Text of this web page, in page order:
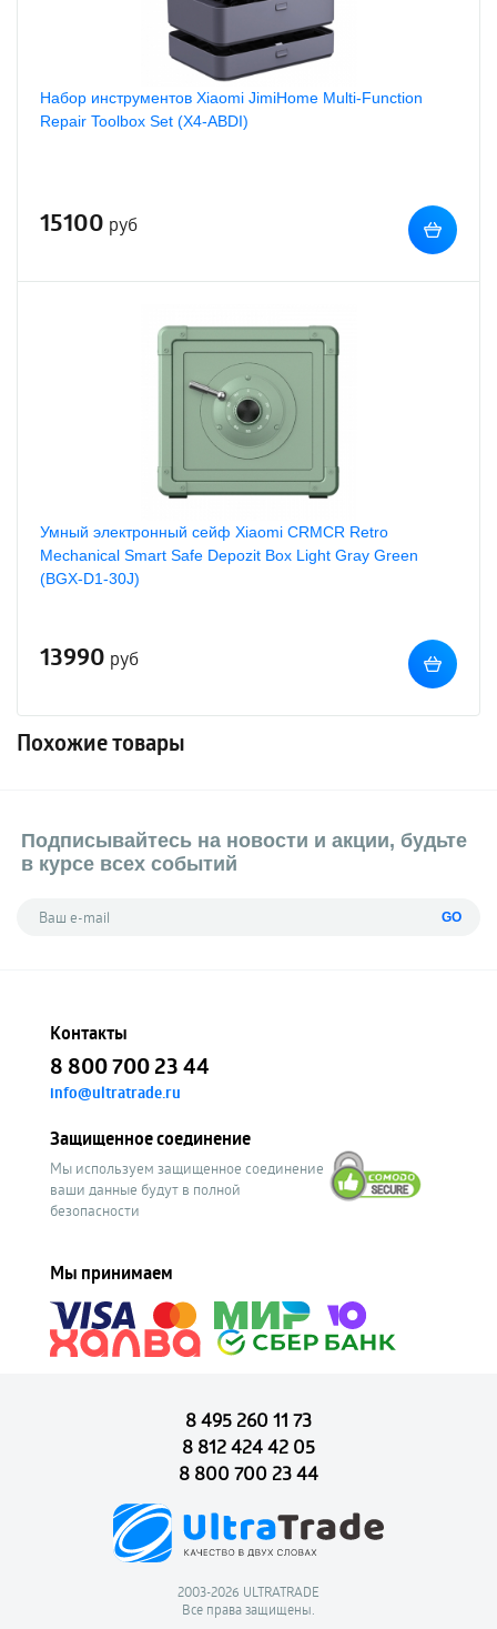
Набор инструментов Xiaomi JimiHome Multi-Function
Repair Toolbox Set (X4-ABDI)
15100 руб
Умный электронный сейф Xiaomi CRMCR Retro
Mechanical Smart Safe Depozit Box Light Gray Green
(BGX-D1-30J)
13990 руб
Похожие товары
Подписывайтесь на новости и акции, будьте
в курсе всех событий
GO
Контакты
8 800 700 23 44
info@ultratrade.ru
Защищенное соединение
Мы используем защищенное соединение
ваши данные будут в полной
безопасности
Мы принимаем
8 495 260 11 73
8 812 424 42 05
8 800 700 23 44
2003-2026 ULTRATRADE
Все права защищены.